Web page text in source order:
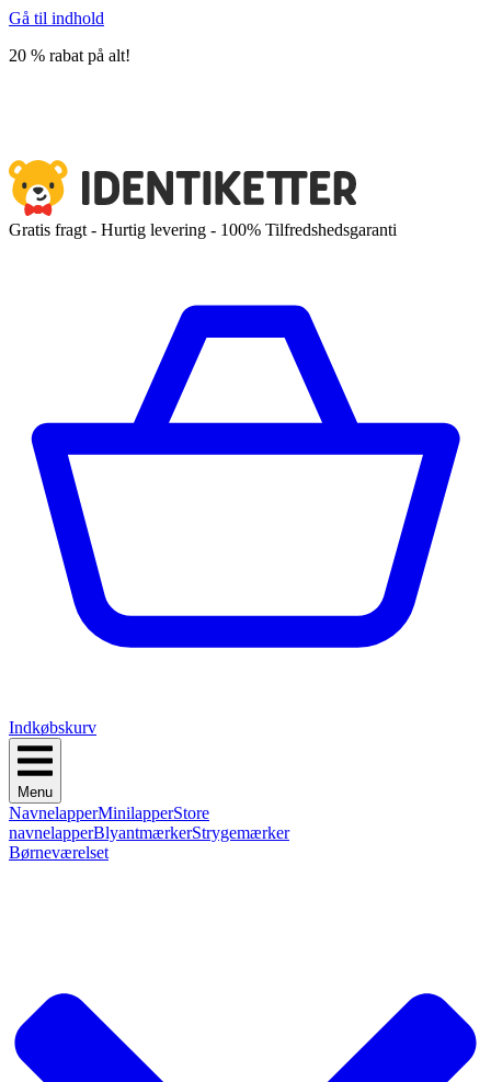
Gå til indhold
20 % rabat på alt!
Gratis fragt - Hurtig levering - 100% Tilfredshedsgaranti
Indkøbskurv
Menu
NavnelapperMinilapperStore
navnelapperBlyantmærkerStrygemærker
Børneværelset